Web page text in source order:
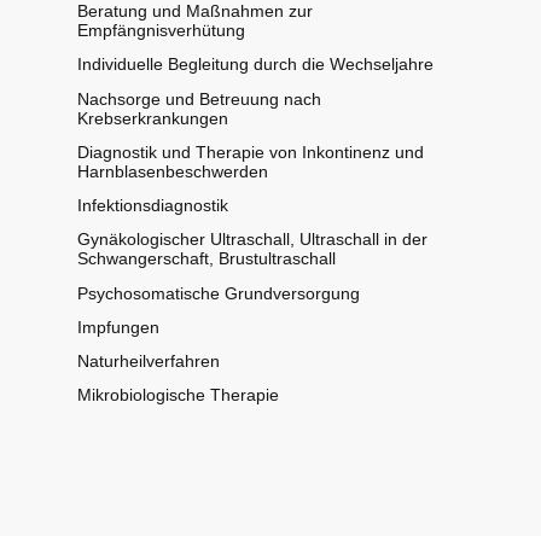
Beratung und Maßnahmen zur
Empfängnisverhütung
Individuelle Begleitung durch die Wechseljahre
Nachsorge und Betreuung nach
Krebserkrankungen
Diagnostik und Therapie von Inkontinenz und
Harnblasenbeschwerden
Infektionsdiagnostik
Gynäkologischer Ultraschall, Ultraschall in der
Schwangerschaft, Brustultraschall
Psychosomatische Grundversorgung
Impfungen
Naturheilverfahren
Mikrobiologische Therapie